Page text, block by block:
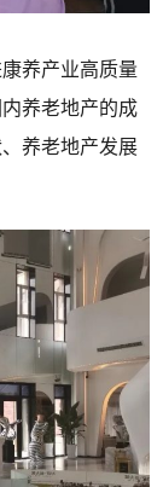
养产业高质量
养老地产的成
养老地产发展